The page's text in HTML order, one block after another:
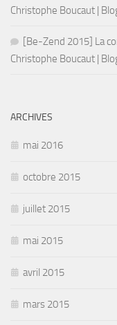
Christophe Boucaut |
[Be-Zend 2015] La
Christophe Boucaut |
ARCHIVES
mai 2016
octobre 2015
juillet 2015
mai 2015
avril 2015
mars 2015